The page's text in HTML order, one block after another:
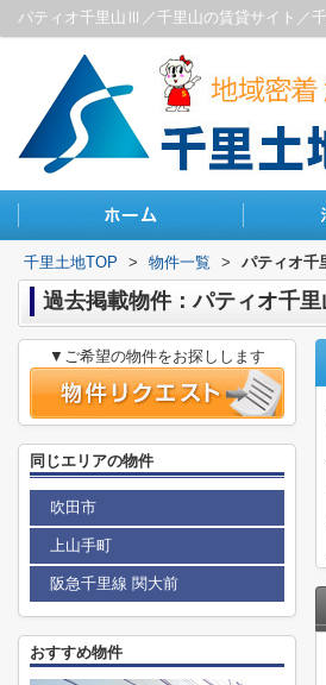
パティオ千里山Ⅲ／千里山の賃貸サイト／
千里土地TOP > 物件一覧 > パティオ千
過去掲載物件：パティオ千里
▼ご希望の物件をお探しします
同じエリアの物件
吹田市
上山手町
阪急千里線 関大前
おすすめ物件